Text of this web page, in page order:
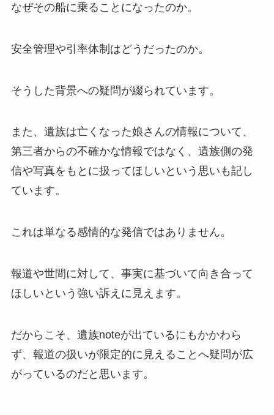
なぜその船に乗ることになったのか。
安全管理や引率体制はどうだったのか。
そうした背景への疑問が綴られています。
また、遺族は亡くなった娘さんの情報について、
第三者からの不確かな情報ではなく、遺族側の発
信や写真をもとに扱ってほしいという思いも記し
ています。
これは単なる感情的な発信ではありません。
報道や世間に対して、事実に基づいて向き合って
ほしいという強い訴えに見えます。
だからこそ、遺族noteが出ているにもかかわら
ず、報道の扱いが限定的に見えることへ疑問が広
がっているのだと思います。